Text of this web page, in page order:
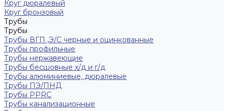
Круг дюралевый
Круг бронзовый
Трубы
Трубы
Трубы ВГП ,Э/С черные и оцинкованные
Трубы профильные
Трубы нержавеющие
Трубы бесшовные х/д и г/д
Трубы алюминиевые, дюралевые
Трубы ПЭ/ПНД
Трубы PPRC
Трубы канализационные